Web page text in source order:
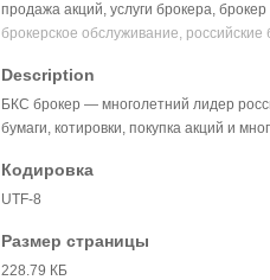
продажа акций, услуги брокера,
брокерское обслуживание,
Description
БКС брокер — многолетний лидер
бумаги, котировки, покупка акций и
Кодировка
UTF-8
Размер страницы
228.79 КБ